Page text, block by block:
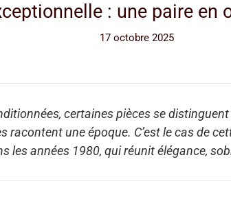
: une paire en
17 octobre 2025
certaines pièces se
racontent une époque. C’est le cas de
les années 1980, qui réunit élégance,